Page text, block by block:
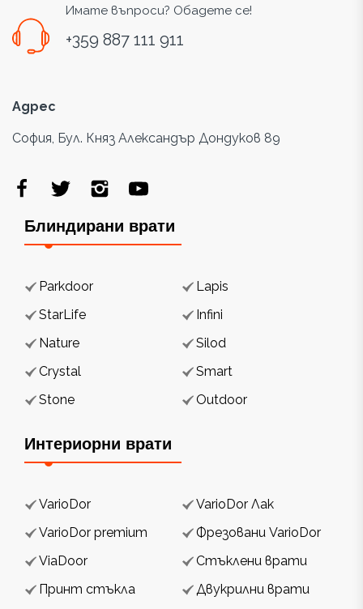
Имате въпроси? Обадете се!
+359 887 111 911
Адрес
София, Бул. Княз Александър Дондуков 89
Блиндирани врати
Parkdoor
Lapis
StarLife
Infini
Nature
Silod
Crystal
Smart
Stone
Outdoor
Интериорни врати
VarioDor
VarioDor Лак
VarioDor premium
Фрезовани VarioDor
ViaDoor
Стъклени врати
Принт стъкла
Двукрилни врати